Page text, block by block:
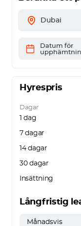
Dubai
Datum för
Hyrespris
Dagar
1 dag
7 dagar
14 dagar
30 dagar
Insättning
Långfristig
Månadsvis